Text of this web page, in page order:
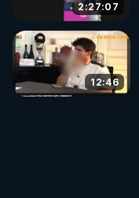
2:27:07
12:46